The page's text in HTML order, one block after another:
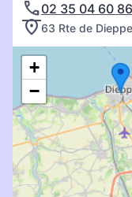
02 35 04 60 86
63 Rte de
+
−